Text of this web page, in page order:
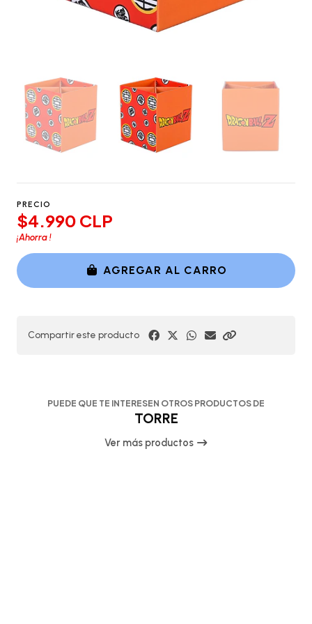
PRECIO
$4.990 CLP
¡Ahorra!
AGREGAR AL CARRO
Compartir este producto
PUEDE QUE TE INTERESEN OTROS PRODUCTOS DE
TORRE
Ver más productos